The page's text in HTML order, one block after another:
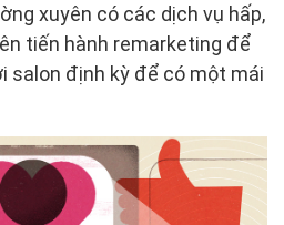
xuyên có các dịch vụ hấp,
tiến hành remarketing để
salon định kỳ để có một mái